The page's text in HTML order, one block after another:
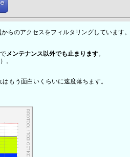
からのアクセスをフィルタリングしています。
メンテナンス以外でも止まります。
。
はもう面白いくらいに速度落ちます。